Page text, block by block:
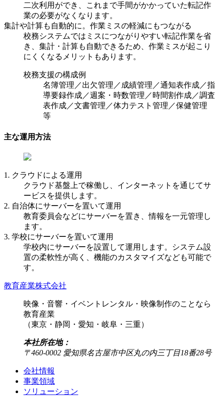
二次利用ができ、これまで手間がかかっていた転記作
業の必要がなくなります。
集計や計算も自動的に。作業ミスの軽減にもつながる
校務システムではミスにつながりやすい転記作業を省
き、集計・計算も自動できるため、作業ミスが起こり
にくくなるメリットもあります。
校務支援の構成例
名簿管理／出欠管理／成績管理／通知表作成／指
導要録作成／週案・時数管理／時間割作成／調査
表作成／文書管理／体力テスト管理／保健管理
等
主な運用方法
1. クラウドによる運用
クラウド基盤上で稼働し、インターネットを通じてサ
ービスを提供します。
2. 自治体にサーバーを置いて運用
教育委員会などにサーバーを置き、情報を一元管理し
ます。
3. 学校にサーバーを置いて運用
学校内にサーバーを設置して運用します。システム設
置の柔軟性が高く、機能のカスタマイズなども可能で
す。
教育産業株式会社
映像・音響・イベントレンタル・映像制作のことなら
教育産業
（東京・静岡・愛知・岐阜・三重）
本社所在地：
〒460-0002 愛知県名古屋市中区丸の内三丁目18番28号
会社情報
事業領域
ソリューション